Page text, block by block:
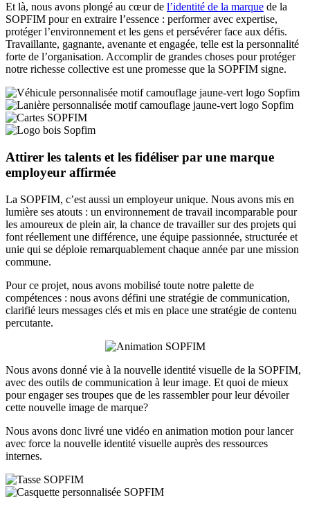
Et là, nous avons plongé au cœur de l’identité de la marque de la
SOPFIM pour en extraire l’essence : performer avec expertise,
protéger l’environnement et les gens et persévérer face aux défis.
Travaillante, gagnante, avenante et engagée, telle est la personnalité
forte de l’organisation. Accomplir de grandes choses pour protéger
notre richesse collective est une promesse que la SOPFIM signe.
Attirer les talents et les fidéliser par une marque
employeur affirmée
La SOPFIM, c’est aussi un employeur unique. Nous avons mis en
lumière ses atouts : un environnement de travail incomparable pour
les amoureux de plein air, la chance de travailler sur des projets qui
font réellement une différence, une équipe passionnée, structurée et
unie qui se déploie remarquablement chaque année par une mission
commune.
Pour ce projet, nous avons mobilisé toute notre palette de
compétences : nous avons défini une stratégie de communication,
clarifié leurs messages clés et mis en place une stratégie de contenu
percutante.
Nous avons donné vie à la nouvelle identité visuelle de la SOPFIM,
avec des outils de communication à leur image. Et quoi de mieux
pour engager ses troupes que de les rassembler pour leur dévoiler
cette nouvelle image de marque?
Nous avons donc livré une vidéo en animation motion pour lancer
avec force la nouvelle identité visuelle auprès des ressources
internes.